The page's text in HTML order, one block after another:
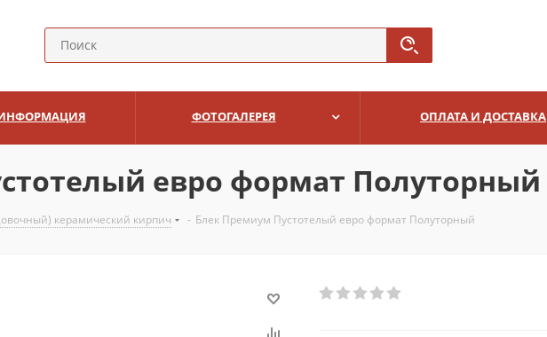
ФОТОГАЛЕРЕЯ ОПЛАТА И ДОСТАВКА
евро формат Полуторный
керамический кирпич - Блек Премиум Пустотелый евро формат Полуторный